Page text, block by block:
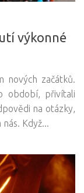
výkonné
nových začátků.
období, přivítali
na otázky,
Když...